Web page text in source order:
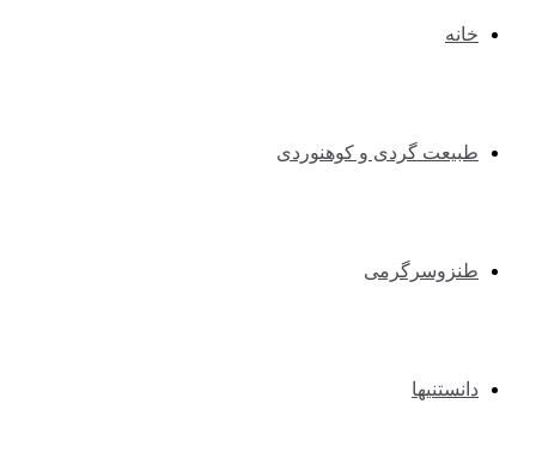
خانه
طبیعت گردی و کوهنوردی
طنزوسرگرمی
دانستنیها